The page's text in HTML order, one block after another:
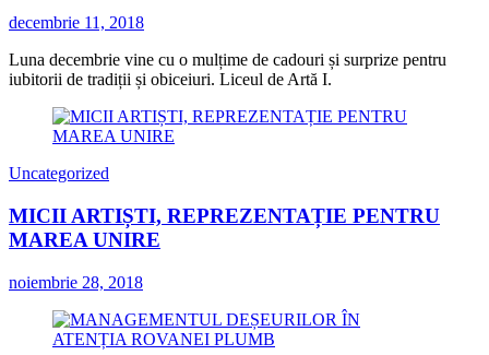
decembrie 11, 2018
Luna decembrie vine cu o mulțime de cadouri și surprize pentru
iubitorii de tradiții și obiceiuri. Liceul de Artă I.
Uncategorized
MICII ARTIȘTI, REPREZENTAȚIE PENTRU
MAREA UNIRE
noiembrie 28, 2018